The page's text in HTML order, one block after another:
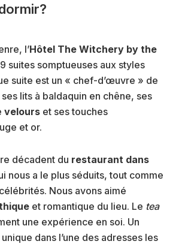
l’Hôtel The Witchery by the
suites somptueuses aux styles
suite est un « chef-d’œuvre » de
lits à baldaquin en chêne, ses
velours et ses touches
et or.
décadent du restaurant dans
nous a le plus séduits, tout comme
Nous avons aimé
et romantique du lieu. Le tea
une expérience en soi. Un
dans l’une des adresses les